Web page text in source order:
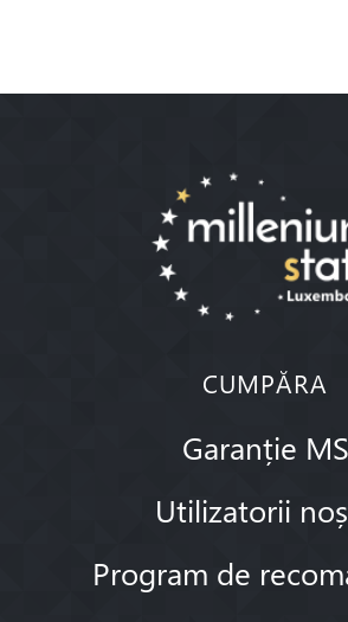
CUMPĂRA
Garanție MS
Utilizatorii
Program de